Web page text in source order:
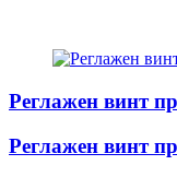
Реглажен винт
Реглажен винт